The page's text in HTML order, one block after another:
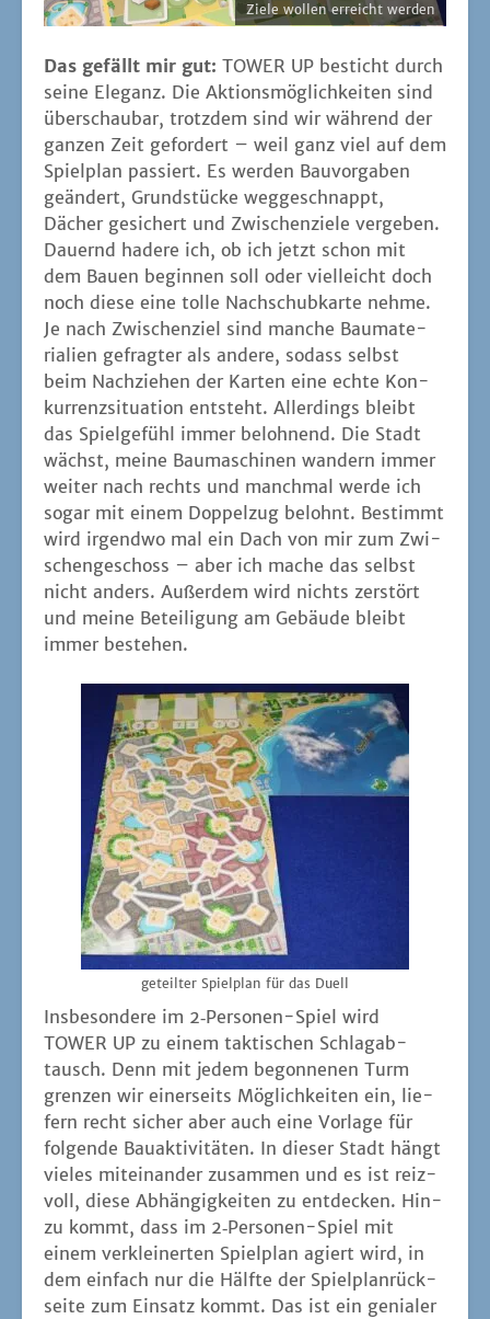
Zie­le wol­len erreicht werden
Das gefällt mir gut: TOWER UP besticht durch
sei­ne Ele­ganz. Die Akti­ons­mög­lich­kei­ten sind
über­schau­bar, trotz­dem sind wir wäh­rend der
gan­zen Zeit gefor­dert – weil ganz viel auf dem
Spiel­plan pas­siert. Es wer­den Bau­vor­ga­ben
geän­dert, Grund­stü­cke weg­ge­schnappt,
Dächer gesi­chert und Zwi­schen­zie­le ver­ge­ben.
Dau­ernd hade­re ich, ob ich jetzt schon mit
dem Bau­en begin­nen soll oder viel­leicht doch
noch die­se eine tol­le Nach­schub­kar­te neh­me.
Je nach Zwi­schen­ziel sind man­che Bau­ma­te­
ria­li­en gefrag­ter als ande­re, sodass selbst
beim Nach­zie­hen der Kar­ten eine ech­te Kon­
kur­renz­si­tua­ti­on ent­steht. Aller­dings bleibt
das Spiel­ge­fühl immer beloh­nend. Die Stadt
wächst, mei­ne Bau­ma­schi­nen wan­dern immer
wei­ter nach rechts und manch­mal wer­de ich
sogar mit einem Dop­pel­zug belohnt. Bestimmt
wird irgend­wo mal ein Dach von mir zum Zwi­
schen­ge­schoss – aber ich mache das selbst
nicht anders. Außer­dem wird nichts zer­stört
und mei­ne Betei­li­gung am Gebäu­de bleibt
immer bestehen.
geteil­ter Spiel­plan für das Duell
Ins­be­son­de­re im 2‑Per­so­nen-Spiel wird
TOWER UP zu einem tak­ti­schen Schlag­ab­
tausch. Denn mit jedem begon­ne­nen Turm
gren­zen wir einer­seits Mög­lich­kei­ten ein, lie­
fern recht sicher aber auch eine Vor­la­ge für
fol­gen­de Bau­ak­ti­vi­tä­ten. In die­ser Stadt hängt
vie­les mit­ein­an­der zusam­men und es ist reiz­
voll, die­se Abhän­gig­kei­ten zu ent­de­cken. Hin­
zu kommt, dass im 2‑Per­so­nen-Spiel mit
einem ver­klei­ner­ten Spiel­plan agiert wird, in
dem ein­fach nur die Hälf­te der Spiel­plan­rück­
sei­te zum Ein­satz kommt. Das ist ein genia­ler